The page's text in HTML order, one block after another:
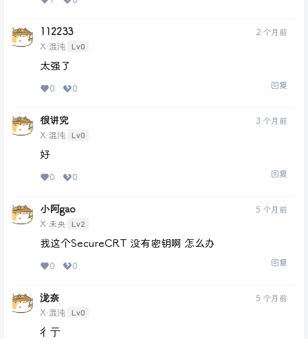
112233
X·混沌 Lv0
2 个月前
太强了
0 0 回复
很讲究
X·混沌 Lv0
3 个月前
好
0 0 回复
小阿gao
X·未央 Lv2
5 个月前
我这个SecureCRT 没有密钥啊 怎么办
0 0 回复
泷奈
X·混沌 Lv0
5 个月前
彳亍